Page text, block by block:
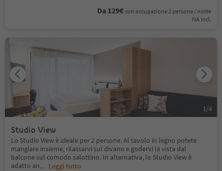
Da 129€ con occupazione 2 persone / notte
IVA incl.
Studio View
Lo Studio View è ideale per 2 persone. Al tavolo in legno potete
mangiare insieme, rilassarvi sul divano e godervi la vista dal
balcone sul comodo salottino. In alternativa, lo Studio View è
adatto an... Leggi tutto
1 /4